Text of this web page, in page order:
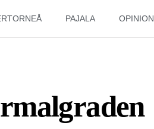
PAJALA OPINION